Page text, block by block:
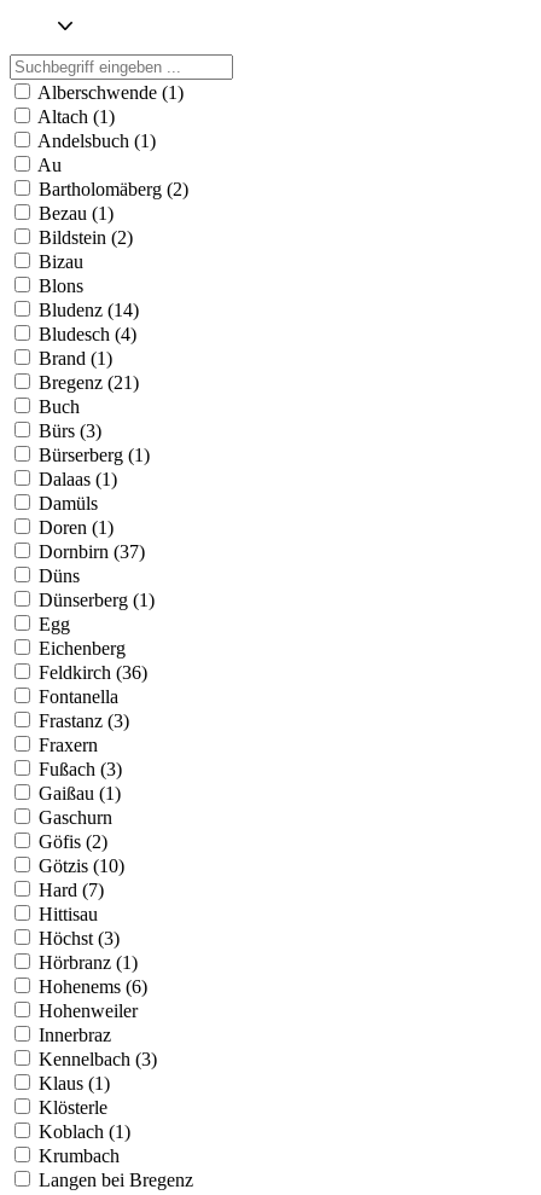
Alberschwende (1)
Altach (1)
Andelsbuch (1)
Au
Bartholomäberg (2)
Bezau (1)
Bildstein (2)
Bizau
Blons
Bludenz (14)
Bludesch (4)
Brand (1)
Bregenz (21)
Buch
Bürs (3)
Bürserberg (1)
Dalaas (1)
Damüls
Doren (1)
Dornbirn (37)
Düns
Dünserberg (1)
Egg
Eichenberg
Feldkirch (36)
Fontanella
Frastanz (3)
Fraxern
Fußach (3)
Gaißau (1)
Gaschurn
Göfis (2)
Götzis (10)
Hard (7)
Hittisau
Höchst (3)
Hörbranz (1)
Hohenems (6)
Hohenweiler
Innerbraz
Kennelbach (3)
Klaus (1)
Klösterle
Koblach (1)
Krumbach
Langen bei Bregenz